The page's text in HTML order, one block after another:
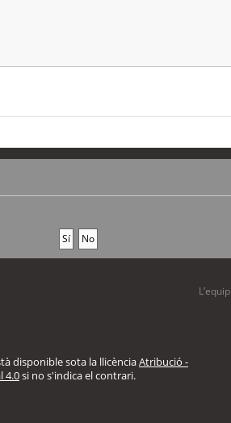
L’equip
disponible sota la llicènciaAtribució -
4.0si no s'indica el contrari.